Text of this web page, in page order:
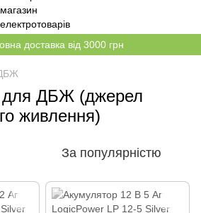
доставка від 3000 грн
для ДБЖ (джерел
живлення)
За популярністю